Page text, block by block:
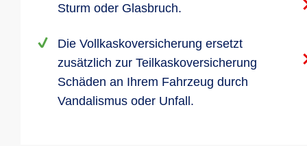
Sturm oder Glasbruch.
Die Vollkaskoversicherung ersetzt
zusätzlich zur Teilkaskoversicherung
Schäden an Ihrem Fahrzeug durch
Vandalismus oder Unfall.